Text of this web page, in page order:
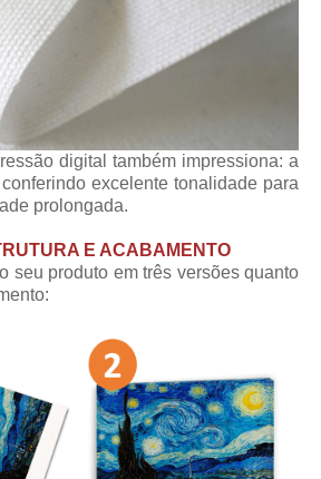
digital também impressiona: a
excelente tonalidade para
prolongada.
E ACABAMENTO
seu produto em três versões quanto